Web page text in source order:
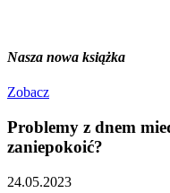
Nasza nowa książka
Zobacz
Problemy z dnem
zaniepokoić?
24.05.2023